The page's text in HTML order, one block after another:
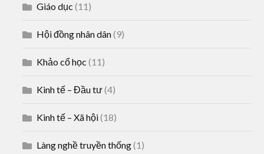
Giáo dục (11)
Hội đồng nhân dân(9)
Khảo cổ học (11)
Kinh tế – Đầu tư(4)
Kinh tế – Xã hội(18)
Làng nghề truyền thống(1)